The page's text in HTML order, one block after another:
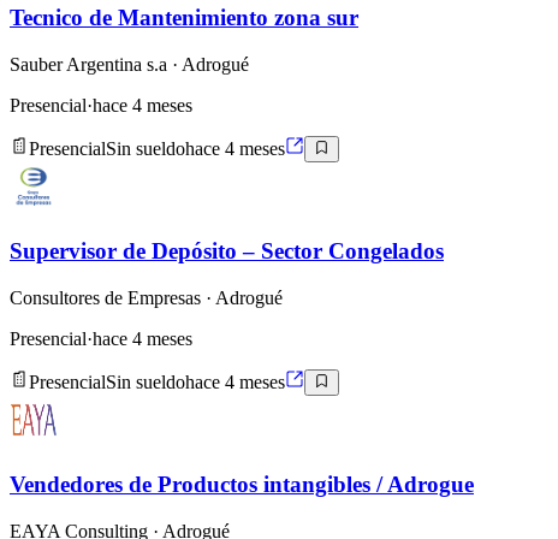
Tecnico de Mantenimiento zona sur
Sauber Argentina s.a · Adrogué
Presencial·hace 4 meses
PresencialSin sueldohace 4 meses
Supervisor de Depósito – Sector Congelados
Consultores de Empresas · Adrogué
Presencial·hace 4 meses
PresencialSin sueldohace 4 meses
Vendedores de Productos intangibles / Adrogue
EAYA Consulting · Adrogué